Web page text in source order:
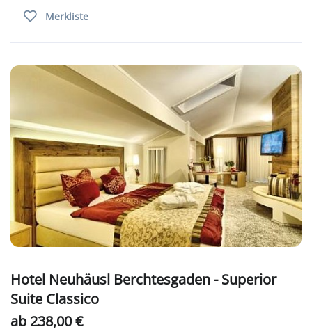
Merkliste
Hotel Neuhäusl Berchtesgaden - Superior
Suite Classico
ab 238,00 €